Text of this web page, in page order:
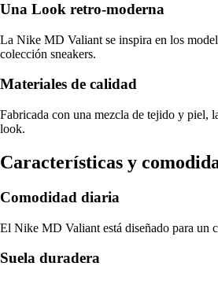
Una Look retro-moderna
La Nike MD Valiant se inspira en los
colección sneakers.
Materiales de calidad
Fabricada con una mezcla de tejido y piel,
look.
Características y
Comodidad diaria
El Nike MD Valiant está diseñado para un
Suela duradera